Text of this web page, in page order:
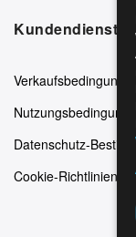
Kundendienst
Verkaufsbedingungen
Datenschutz-
Cookie-Richtlinien